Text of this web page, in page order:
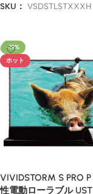
SKU： VSDSTLSTXXXH
-19%
ホット
VIVIDSTORM S PRO
性電動ローラブル